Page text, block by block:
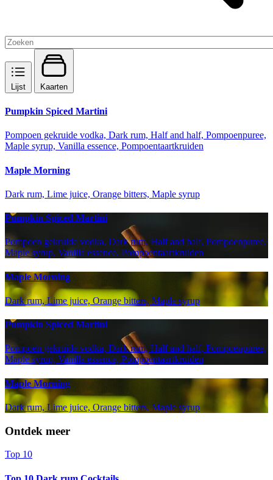
Lijst Kaarten
Pumpkin Spiced Martini
Pompoen gekruide vodka, Dark rum, Half and half, Pompoenpuree,
Maple syrup, Vanilla essence, Pompoentaartkruiden
Maple Morning
Dark rum, Lime juice, Orange bitters, Maple syrup
Pumpkin Spiced Martini
Pompoen gekruide vodka, Dark rum, Half and half, Pompoenpuree,
Maple syrup, Vanilla essence, Pompoentaartkruiden
Maple Morning
Dark rum, Lime juice, Orange bitters, Maple syrup
Pumpkin Spiced Martini
Pompoen gekruide vodka, Dark rum, Half and half, Pompoenpuree,
Maple syrup, Vanilla essence, Pompoentaartkruiden
Maple Morning
Dark rum, Lime juice, Orange bitters, Maple syrup
Ontdek meer
Top 10